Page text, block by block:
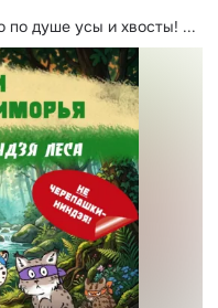
по душе усы и хвосты! ...